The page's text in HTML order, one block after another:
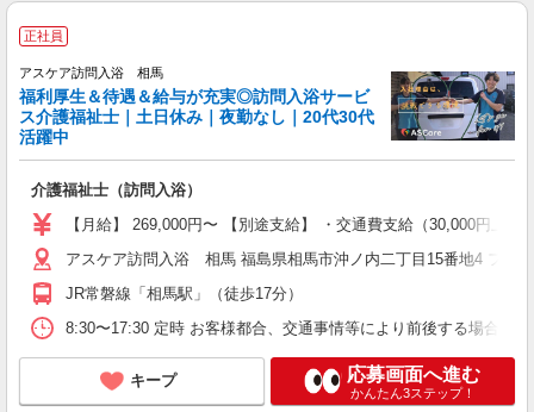
正社員
アスケア訪問入浴 相馬
福利厚生＆待遇＆給与が充実◎訪問入浴サービ
ス介護福祉士｜土日休み｜夜勤なし｜20代30代
活躍中
介護福祉士（訪問入浴）
【月給】 269,000円〜 【別途支給】 ・交通費支給（30,000円上
アスケア訪問入浴 相馬 福島県相馬市沖ノ内二丁目15番地4 フラ
JR常磐線「相馬駅」（徒歩17分）
8:30〜17:30 定時 お客様都合、交通事情等により前後する場合あ
キープ 応募画面へ進む
かんたん3ステップ！